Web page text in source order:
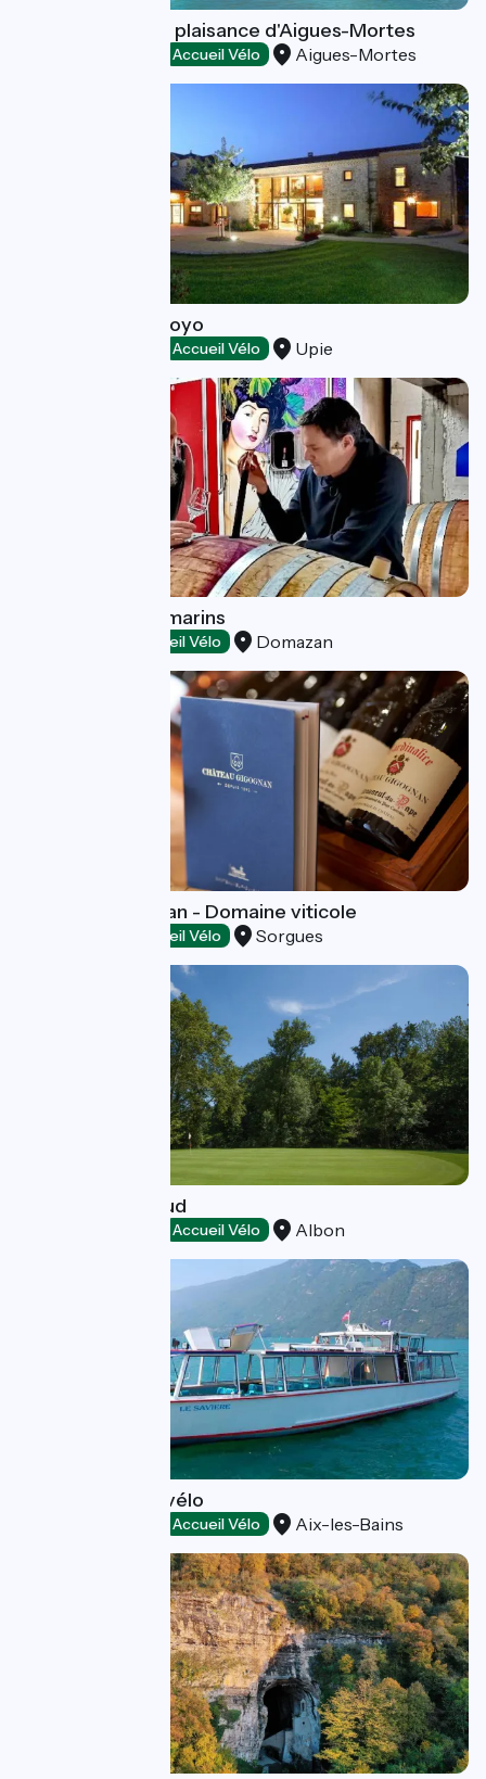
Port maritime de plaisance d'Aigues-Mortes
Accueil Vélo Aigues-Mortes
Domaine de Valsoyo
Accueil Vélo Upie
Domaine des Romarins
Accueil Vélo Domazan
Château Gigognan - Domaine viticole
Accueil Vélo Sorgues
Golf Albon Senaud
Accueil Vélo Albon
Navette bateau vélo
Accueil Vélo Aix-les-Bains